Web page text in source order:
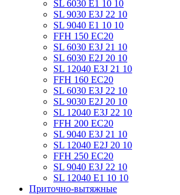
SL 6030 E1 10 10
SL 9030 E3J 22 10
SL 9040 E1 10 10
FFH 150 EC20
SL 6030 E3J 21 10
SL 6030 E2J 20 10
SL 12040 E3J 21 10
FFH 160 EC20
SL 6030 E3J 22 10
SL 9030 E2J 20 10
SL 12040 E3J 22 10
FFH 200 EC20
SL 9040 E3J 21 10
SL 12040 E2J 20 10
FFH 250 EC20
SL 9040 E3J 22 10
SL 12040 E1 10 10
Приточно-вытяжные